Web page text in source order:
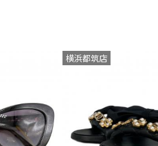
横浜都筑店